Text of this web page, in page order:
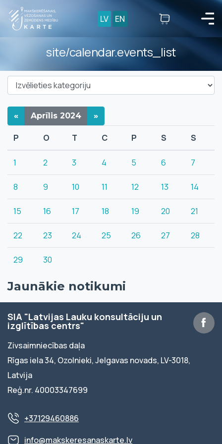
LV EN
site/calendar.events_list
« Aprīlis 2024 »
P O T C P S S
1 2 3 4 5 6 7
8 9 10 11 12 13 14
15 16 17 18 19 20 21
22 23 24 25 26 27 28
29 30
Jaunākie notikumi
SIA "Latvijas Lauku konsultāciju un
izglītības centrs"
Zivsaimniecības daļa
Rīgas iela 34, Ozolnieki, Jelgavas novads, LV-3018,
Latvija
Reģ.nr. 40003347699
+37129460886
info@makskeresanaskarte.lv